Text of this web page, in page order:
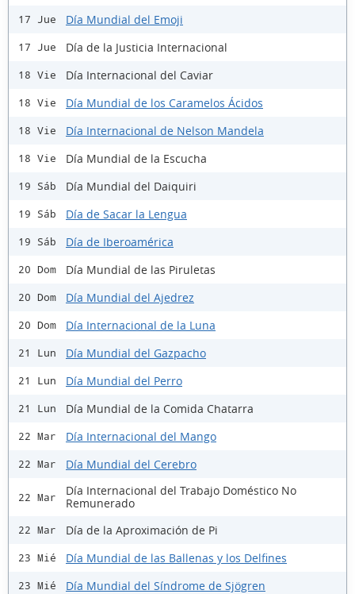
17 Jue Día Mundial del Emoji
17 Jue Día de la Justicia Internacional
18 Vie Día Internacional del Caviar
18 Vie Día Mundial de los Caramelos Ácidos
18 Vie Día Internacional de Nelson Mandela
18 Vie Día Mundial de la Escucha
19 Sáb Día Mundial del Daiquiri
19 Sáb Día de Sacar la Lengua
19 Sáb Día de Iberoamérica
20 Dom Día Mundial de las Piruletas
20 Dom Día Mundial del Ajedrez
20 Dom Día Internacional de la Luna
21 Lun Día Mundial del Gazpacho
21 Lun Día Mundial del Perro
21 Lun Día Mundial de la Comida Chatarra
22 Mar Día Internacional del Mango
22 Mar Día Mundial del Cerebro
22 Mar
Día Internacional del Trabajo Doméstico No
Remunerado
22 Mar Día de la Aproximación de Pi
23 Mié Día Mundial de las Ballenas y los Delfines
23 Mié Día Mundial del Síndrome de Sjögren